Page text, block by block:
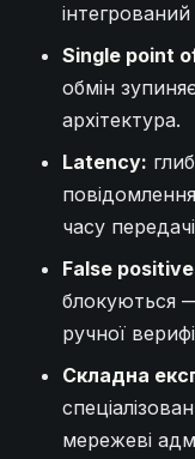
Single point
обмін
архітектура.
Latency:
часу
False
блокуються —
ручної
Складна
мережеві